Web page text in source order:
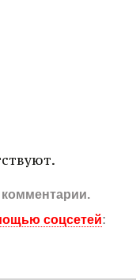
соцсетей: